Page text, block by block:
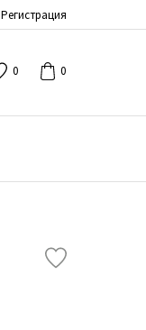
Регистрация
0 0